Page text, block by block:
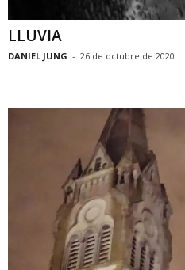
LLUVIA
DANIEL JUNG - 26 de octubre de 2020